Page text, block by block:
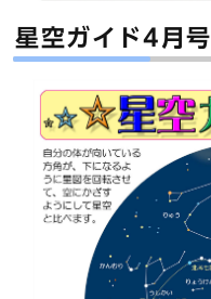
星空ガイド4月号